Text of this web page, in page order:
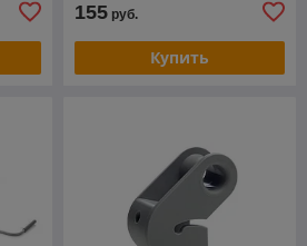
155 руб.
Купить